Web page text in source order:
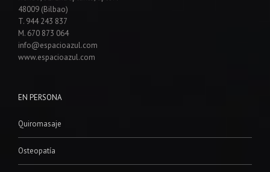
48009 (Bilbao)
T. 944 243 837
M. 670 873 064
info@espacioazul.com
www.espacioazul.com
EN PERSONA
Quiromasaje
Osteopatía